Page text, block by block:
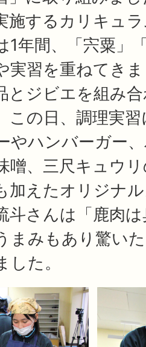
施するカリキュ
1年間、「宍粟」
実習を重ねてき
とジビエを組み
この日、調理実
やハンバーガー
噌、三尺キュウ
加えたオリジナ
斗さんは「鹿肉
まみもあり驚い
した。